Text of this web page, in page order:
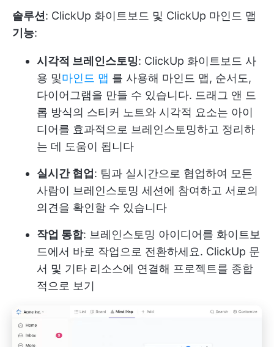
솔루션: ClickUp 화이트보드 및 ClickUp 마인드 맵
기능:
시각적 브레인스토밍: ClickUp 화이트보드 사
용 및마인드 맵 를 사용해 마인드 맵, 순서도,
다이어그램을 만들 수 있습니다. 드래그 앤 드
롭 방식의 스티커 노트와 시각적 요소는 아이
디어를 효과적으로 브레인스토밍하고 정리하
는 데 도움이 됩니다
실시간 협업 : 팀과 실시간으로 협업하여 모든
사람이 브레인스토밍 세션에 참여하고 서로의
의견을 확인할 수 있습니다
작업 통합: 브레인스토밍 아이디어를 화이트보
드에서 바로 작업으로 전환하세요. ClickUp 문
서 및 기타 리소스에 연결해 프로젝트를 종합
적으로 보기